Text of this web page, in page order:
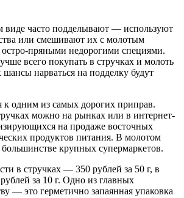
виде часто подделывают — используют
или смешивают их с молотым
пряными недорогими специями.
всего покупать в стручках и молоть
шансы нарваться на подделку будут
к одним из самых дорогих приправ.
можно на рынках или в интернет-
на продаже восточных
продуктов питания. В молотом
большинстве крупных супермаркетов.
в стручках — 350 рублей за 50 г, в
за 10 г. Одно из главных
— это герметично запаянная упаковка